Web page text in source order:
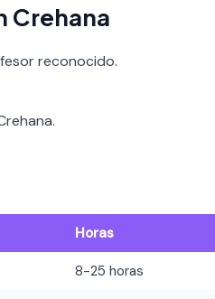
Crehana
reconocido.
Horas
8-25 horas